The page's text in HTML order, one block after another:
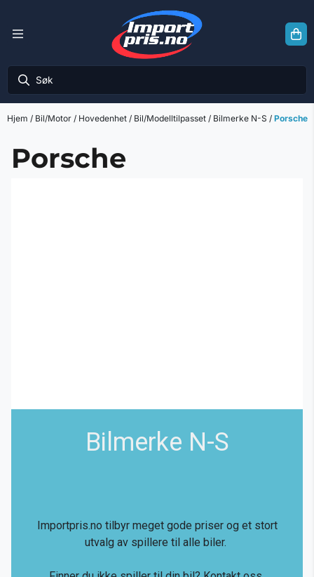
Hjem / Bil/Motor / Hovedenhet / Bil/Modelltilpasset / Bilmerke N-S / Porsche
Porsche
Bilmerke N-S
Importpris.no tilbyr meget gode priser og et stort
utvalg av spillere til alle biler.